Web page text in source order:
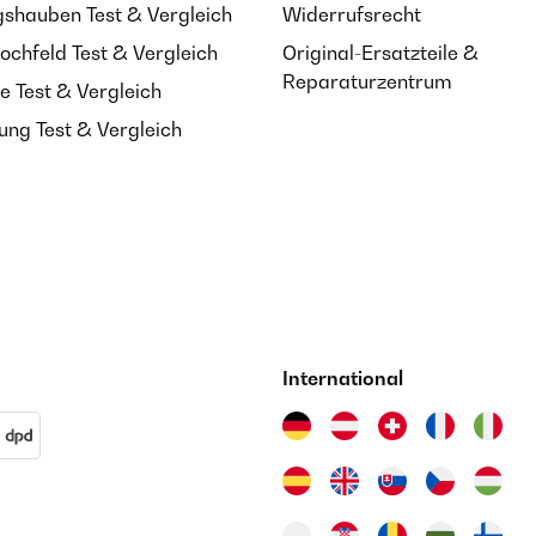
Test & Vergleich
Test & Vergleich
Test & Vergleich
Test & Vergleich
Widerrufsrecht
Original-Ersatzteile &
Reparaturzentrum
International